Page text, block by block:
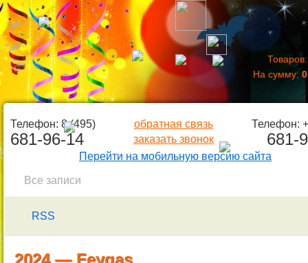
На сумму:
Телефон: 8 (495)
681-96-14
обратная связь
заказать звонок
Телефон:
681-
Перейти на мобильную версию сайта
Все записи
RSS
2024 — Feygas